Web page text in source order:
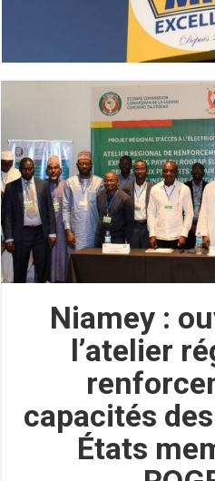
Niamey :
l’atelier
capacités
États